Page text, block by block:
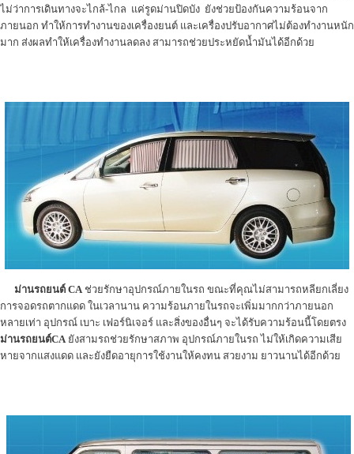
ไม่ว่าการเดินทางจะไกล้-ไกล แค่รูดม่านปิดบัง ยังช่วยป้องกันความร้อนจาก
ภายนอก ทำให้การทำงานของเครื่องยนต์ และเครื่องปรับอากาศไม่ต้องทำงานหนัก
มาก ส่งผลทำให้เครื่องทำงานลดลง สามารถช่วยประหยัดน้ำมันได้อีกด้วย
ม่านรถยนต์ CAช่วยรักษาอุปกรณ์ภายในรถ ขณะที่คุณไม่สามารถหลียกเลี่ยง
การจอดรถตากแดด ในเวลานาน ความร้อนภายในรถจะเพิ่มมากกว่าภายนอก
หลายเท่า อุปกรณ์ เบาะ เฟอร์นิเจอร์ และสิ่งของอื่นๆ จะได้รับความร้อนนี้โดยตรง
ม่านรถยนต์CAยังสามรถช่วยรักษาสภาพ อุปกรณ์ภายในรถ ไม่ให้เกิดความเสีย
หายจากแสงแดด และยังยืดอายุการใช้งานให้คงทน สวยงาม ยาวนานได้อีกด้วย